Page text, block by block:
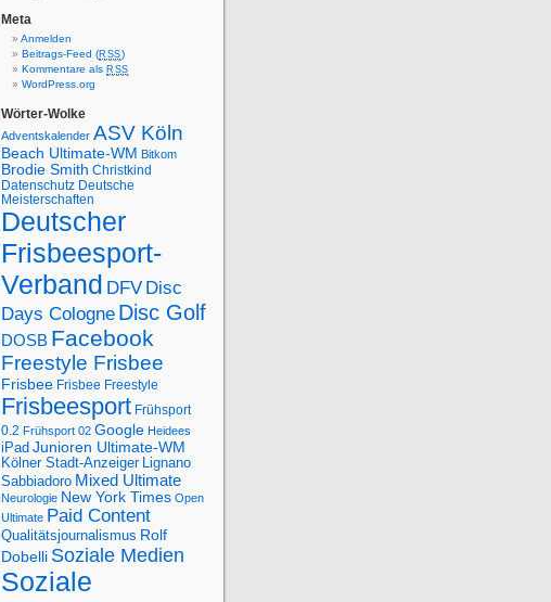
Meta
Anmelden
Beitrags-Feed (RSS)
Kommentare als RSS
WordPress.org
Wörter-Wolke
Adventskalender ASV Köln
Beach Ultimate-WM Bitkom
Brodie Smith Christkind
Datenschutz Deutsche
Meisterschaften
Deutscher
Frisbeesport-
Verband DFV Disc
Days Cologne Disc Golf
DOSB Facebook
Freestyle Frisbee
Frisbee Frisbee Freestyle
Frisbeesport Frühsport
0.2 Frühsport 02 Google Heidees
iPad Junioren Ultimate-WM
Kölner Stadt-Anzeiger Lignano
Sabbiadoro Mixed Ultimate
Neurologie New York Times Open
Ultimate Paid Content
Qualitätsjournalismus Rolf
Dobelli Soziale Medien
Soziale